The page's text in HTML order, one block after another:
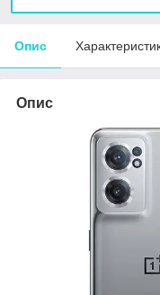
Опис
Опис